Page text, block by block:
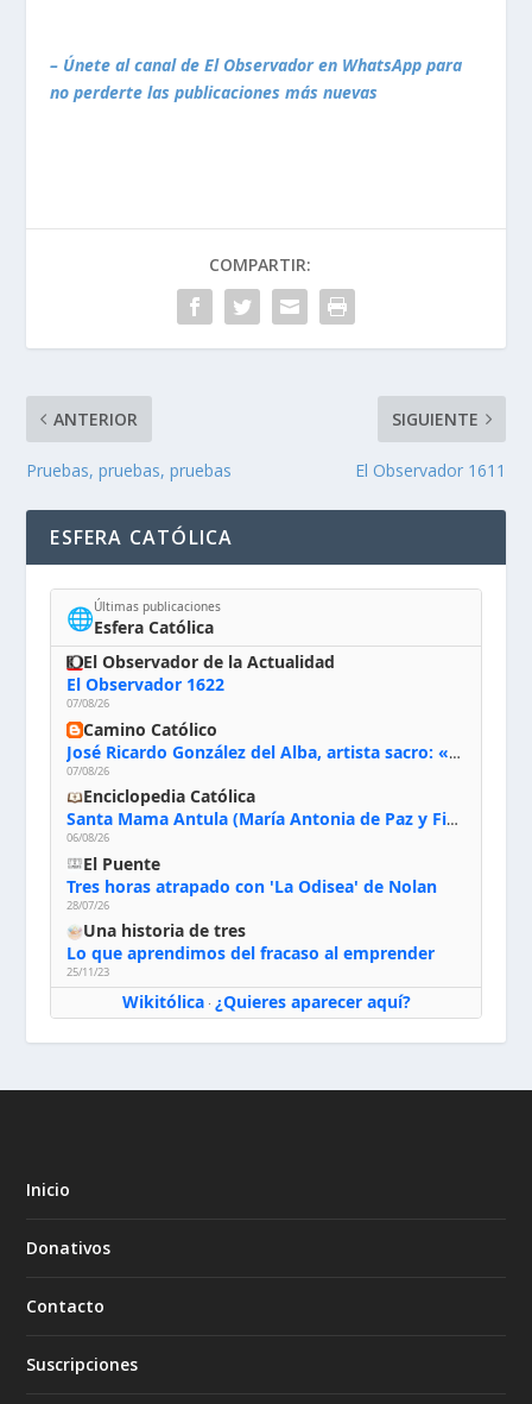
– Únete al canal de El Observador en WhatsApp para
no perderte las publicaciones más nuevas
COMPARTIR:
ANTERIOR
Pruebas, pruebas, pruebas
SIGUIENTE
El Observador 1611
ESFERA CATÓLICA
🌐Últimas publicaciones
Esfera Católica
El Observador de la Actualidad
El Observador 1622
07/08/26
Camino Católico
José Ricardo González del Alba, artista sacro: «Yo oro, hablo con Dios, le pido al Espíritu Santo su inspiración y siempre pinto rezando el rosario para que sea Él quien actúe a través de mis manos»
07/08/26
Enciclopedia Católica
Santa Mama Antula (María Antonia de Paz y Figueroa)
06/08/26
El Puente
Tres horas atrapado con 'La Odisea' de Nolan
28/07/26
Una historia de tres
Lo que aprendimos del fracaso al emprender
25/11/23
Wikitólica· ¿Quieres aparecer aquí?
Inicio
Donativos
Contacto
Suscripciones